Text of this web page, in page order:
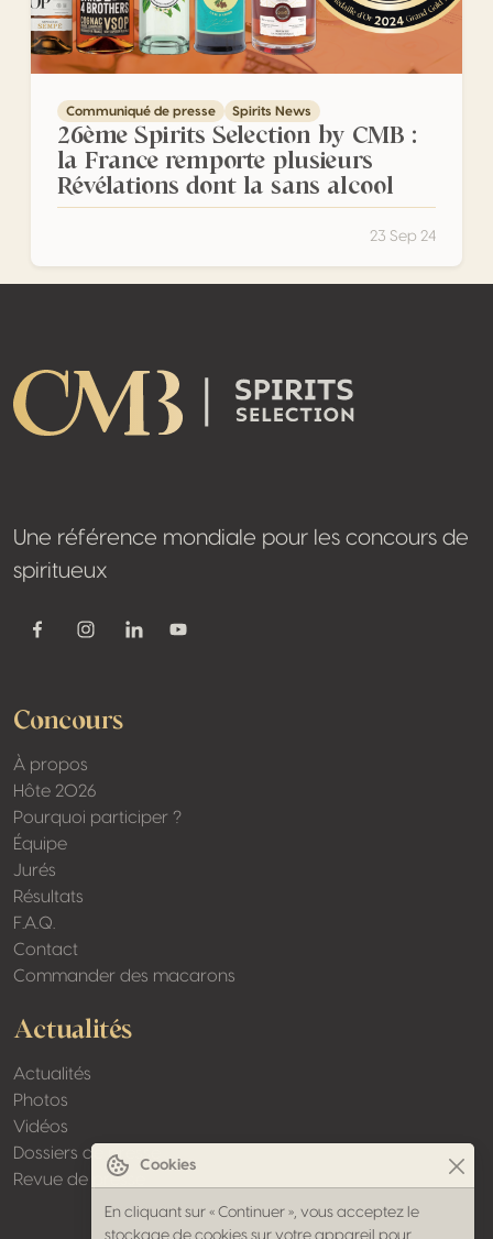
Communiqué de presse Spirits News
26ème Spirits Selection by CMB :
la France remporte plusieurs
Révélations dont la sans alcool
23 Sep 24
Une référence mondiale pour les concours de
spiritueux
FacebookInstagramLinkedinYoutube
Concours
À propos
Hôte 2026
Pourquoi participer ?
Équipe
Jurés
Résultats
F.A.Q.
Contact
Commander des macarons
Actualités
Actualités
Photos
Vidéos
Dossiers de presse
Revue de presse
Cookies
En cliquant sur « Continuer », vous acceptez le
stockage de cookies sur votre appareil pour